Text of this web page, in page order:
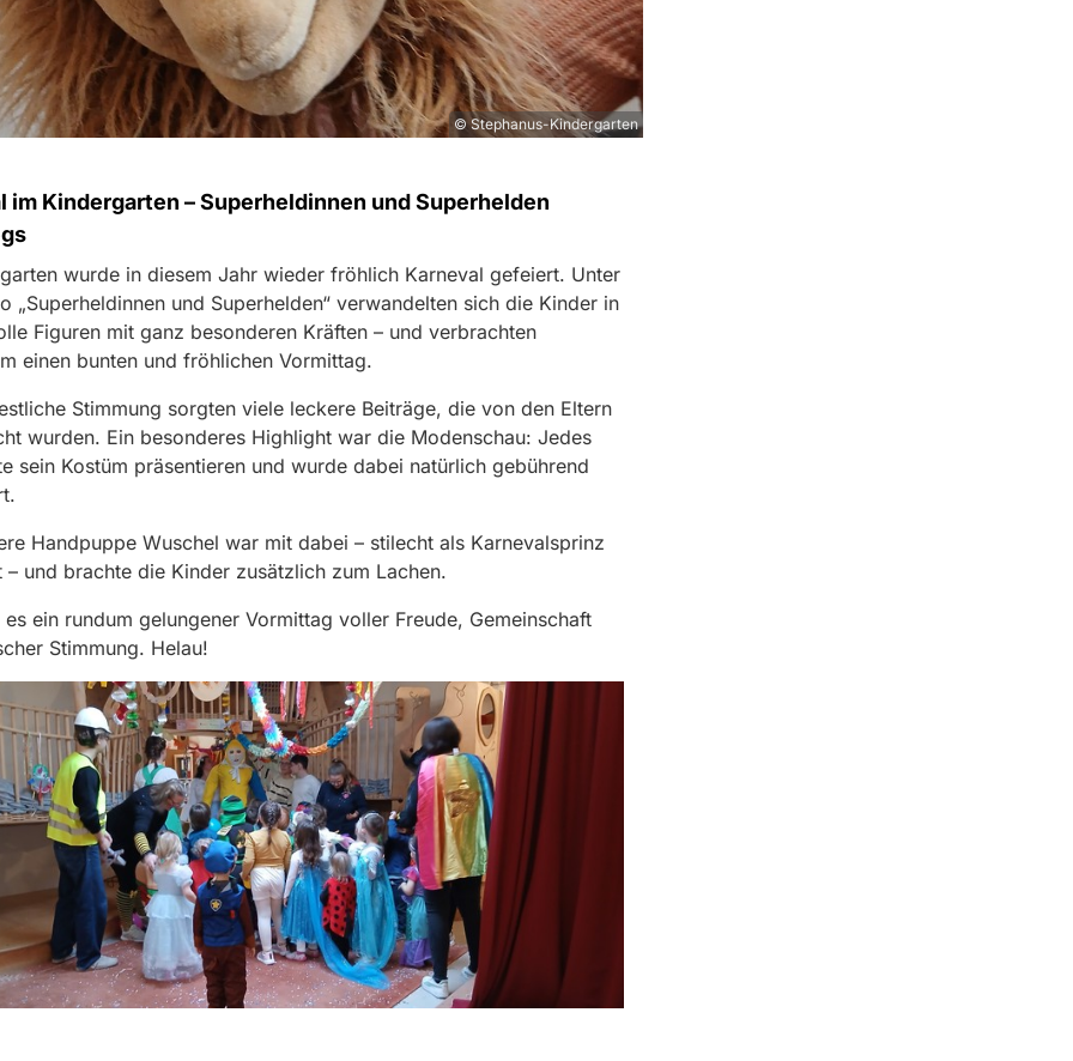
© Stephanus-Kindergarten
im Kindergarten – Superheldinnen und Superhelden
wurde in diesem Jahr wieder fröhlich Karneval gefeiert. Unter
„Superheldinnen und Superhelden“ verwandelten sich die Kinder in
Figuren mit ganz besonderen Kräften – und verbrachten
einen bunten und fröhlichen Vormittag.
Stimmung sorgten viele leckere Beiträge, die von den Eltern
wurden. Ein besonderes Highlight war die Modenschau: Jedes
sein Kostüm präsentieren und wurde dabei natürlich gebührend
Handpuppe Wuschel war mit dabei – stilecht als Karnevalsprinz
– und brachte die Kinder zusätzlich zum Lachen.
ein rundum gelungener Vormittag voller Freude, Gemeinschaft
Stimmung. Helau!